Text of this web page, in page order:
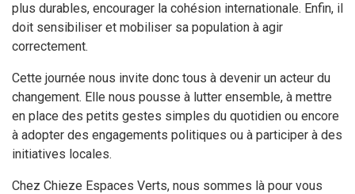
plus durables, encourager la cohésion internationale. Enfin, il
doit sensibiliser et mobiliser sa population à agir
correctement.
Cette journée nous invite donc tous à devenir un acteur du
changement. Elle nous pousse à lutter ensemble, à mettre
en place des petits gestes simples du quotidien ou encore
à adopter des engagements politiques ou à participer à des
initiatives locales.
Chez Chieze Espaces Verts, nous sommes là pour vous